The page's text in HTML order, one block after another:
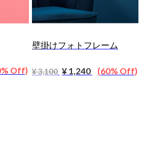
Off)
壁掛けフォトフレーム
¥ 3,100 ¥ 1,240 (60% Off)